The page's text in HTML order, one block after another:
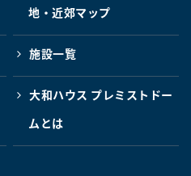
地・近郊マップ
施設一覧
大和ハウス プレミストドー
ムとは